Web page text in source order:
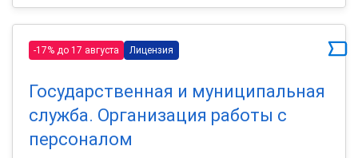
-17% до 17 августа Лицензия
Государственная и муниципальная
служба. Организация работы с
персоналом